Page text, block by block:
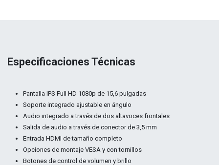
Especificaciones Técnicas
Pantalla IPS Full HD 1080p de 15,6 pulgadas
Soporte integrado ajustable en ángulo
Audio integrado a través de dos altavoces frontales
Salida de audio a través de conector de 3,5 mm
Entrada HDMI de tamaño completo
Opciones de montaje VESA y con tornillos
Botones de control de volumen y brillo